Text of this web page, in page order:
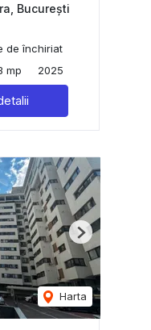
București
de închiriat
mp 2025
Harta
Next